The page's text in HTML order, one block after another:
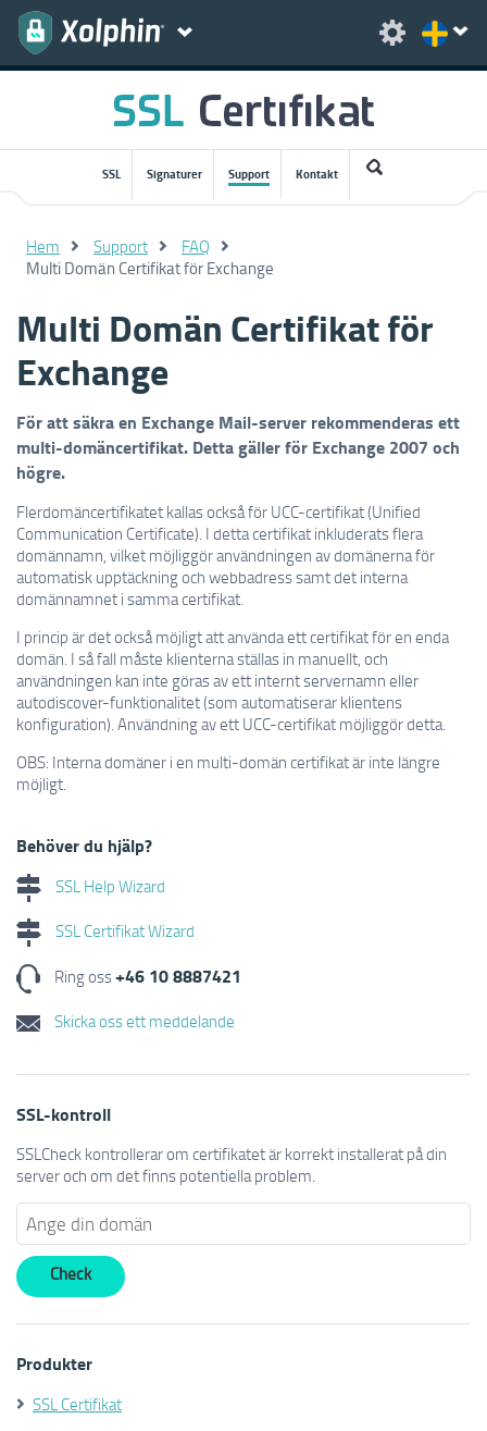
SSL Signaturer Support Kontakt
Hem Support FAQ
Multi Domän Certifikat för Exchange
Multi Domän Certifikat för
Exchange
För att säkra en Exchange Mail-server rekommenderas ett
multi-domäncertifikat. Detta gäller för Exchange 2007 och
högre.
Flerdomäncertifikatet kallas också för UCC-certifikat (Unified
Communication Certificate). I detta certifikat inkluderats flera
domännamn, vilket möjliggör användningen av domänerna för
automatisk upptäckning och webbadress samt det interna
domännamnet i samma certifikat.
I princip är det också möjligt att använda ett certifikat för en enda
domän. I så fall måste klienterna ställas in manuellt, och
användningen kan inte göras av ett internt servernamn eller
autodiscover-funktionalitet (som automatiserar klientens
konfiguration). Användning av ett UCC-certifikat möjliggör detta.
OBS: Interna domäner i en multi-domän certifikat är inte längre
möjligt.
Behöver du hjälp?
SSL Help Wizard
SSL Certifikat Wizard
Ring oss+46 10 8887421
Skicka oss ett meddelande
SSL-kontroll
SSLCheck kontrollerar om certifikatet är korrekt installerat på din
server och om det finns potentiella problem.
Produkter
SSL Certifikat